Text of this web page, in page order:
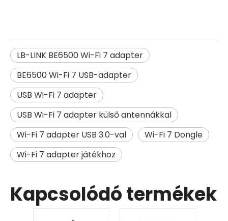
LB-LINK BE6500 Wi-Fi 7 adapter
BE6500 Wi-Fi 7 USB-adapter
USB Wi-Fi 7 adapter
USB Wi-Fi 7 adapter külső antennákkal
Wi-Fi 7 adapter USB 3.0-val
Wi-Fi 7 Dongle
Wi-Fi 7 adapter játékhoz
Kapcsolódó termékek